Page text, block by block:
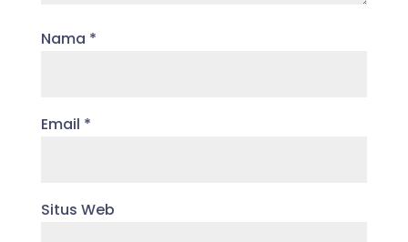
Nama *
Email *
Situs Web